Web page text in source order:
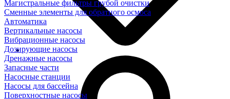
Магистральные фильтры грубой очистки
Сменные элементы для обратного осмоса
Автоматика
Вертикальные насосы
Вибрационные насосы
Дозирующие насосы
Дренажные насосы
Запасные части
Насосные станции
Насосы для бассейна
Поверхностные насосы